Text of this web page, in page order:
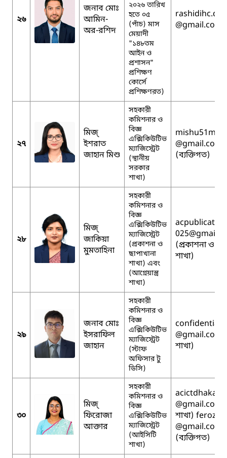
২৬
জনাব মোঃ
আমিন-
অর-রশিদ
২০২৬ তারিখ
হতে ০৫
(পাঁচ) মাস
মেয়াদী
"১৪৮তম
আইন ও
প্রশাসন"
প্রশিক্ষণ
কোর্সে
প্রশিক্ষণরত)
rashidihc.du
@gmail.com
২৭
মিজ্
ইশরাত
জাহান মিশু
সহকারী
কমিশনার ও
বিজ্ঞ
এক্সিকিউটিভ
ম্যাজিস্ট্রেট
(স্থানীয়
সরকার
শাখা)
mishu51mmc
@gmail.com
(ব্যক্তিগত)
২৮
মিজ্
জাকিয়া
মুমতাহিনা
সহকারী
কমিশনার ও
বিজ্ঞ
এক্সিকিউটিভ
ম্যাজিস্ট্রেট
(প্রকাশনা ও
ছাপাখানা
শাখা) এবং
(আগ্নেয়াস্ত্র
শাখা)
025
(প্রকাশনা ও
শাখা)
২৯
জনাব মোঃ
ইসরাফিল
জাহান
সহকারী
কমিশনার ও
বিজ্ঞ
এক্সিকিউটিভ
ম্যাজিস্ট্রেট
(স্টাফ
অফিসার টু
ডিসি)
@gmail.com
শাখা)
৩০
মিজ্
ফিরোজা
আক্তার
সহকারী
কমিশনার ও
বিজ্ঞ
এক্সিকিউটিভ
ম্যাজিস্ট্রেট
(আইসিটি
শাখা)
acictdhaka01
@gmail.com
শাখা)
@gmail.com
(ব্যক্তিগত)